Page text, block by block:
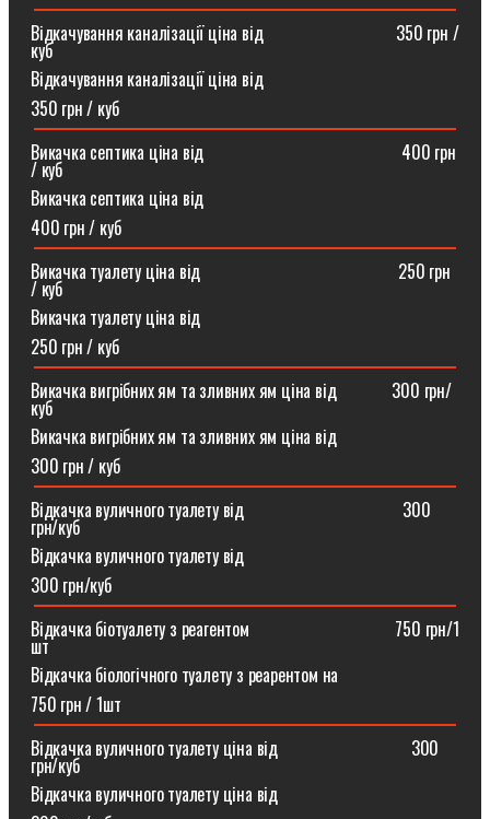
Відкачування каналізації ціна від ⠀⠀⠀⠀⠀⠀⠀⠀⠀⠀350 грн /
куб
Відкачування каналізації ціна від
350 грн / куб
Викачка септика ціна від ⠀⠀⠀⠀⠀⠀⠀⠀⠀⠀⠀⠀⠀⠀⠀400 грн
/ куб
Викачка септика ціна від
400 грн / куб
Викачка туалету ціна від ⠀⠀⠀⠀⠀⠀⠀⠀⠀⠀⠀⠀⠀⠀⠀250 грн
/ куб⠀
Викачка туалету ціна від
250 грн / куб
Викачка вигрібних ям та зливних ям ціна від ⠀⠀⠀⠀300 грн/
куб
Викачка вигрібних ям та зливних ям ціна від
300 грн / куб
Відкачка вуличного туалету від ⠀⠀⠀⠀⠀⠀⠀⠀⠀⠀⠀⠀300
грн/куб
Відкачка вуличного туалету від
300 грн/куб
Відкачка біотуалету з реагентом ⠀⠀⠀⠀⠀⠀⠀⠀⠀⠀⠀750 грн/1
шт
Відкачка біологічного туалету з реарентом на
750 грн / 1шт
Відкачка вуличного туалету ціна від ⠀⠀⠀⠀⠀⠀⠀⠀⠀⠀300
грн/куб
Відкачка вуличного туалету ціна від